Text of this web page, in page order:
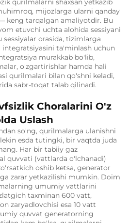
qurilmalarni shaxsan yetkazib
mijozlarga ularni qanday
keng tarqalgan amaliyotdir. Bu
etuvchi uchta alohida sessiyani
orasida, tizimlarga
ta'minlash uchun
murakkab bo'lib,
o'zgartirishlar hamda hali
qurilmalari bilan qo'shni keladi,
sabr-toqat talab qilinadi.
Choralarini O'z
Uslash
so'ng, qurilmalarga ulanishni
esda tutingki, bir vaqtda juda
Har bir tabiiy gaz
quvvati (vattlarda o'lchanadi)
oshib ketsa, generator
zarar yetkazilishi mumkin. Doim
umumiy vattlarini
taxminan 600 vatt,
zaryadlovchisi esa 10 vatt
quvvat generatorning